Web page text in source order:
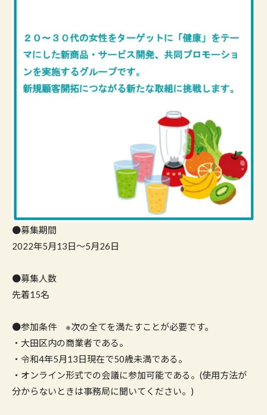
●募集期間
2022年5月13日～5月26日
●募集人数
先着15名
●参加条件 ※次の全てを満たすことが必要です。
・大田区内の商業者である。
・令和4年5月13日現在で50歳未満である。
・オンライン形式での会議に参加可能である。(使用方法が
分からないときは事務局に聞いてください。)